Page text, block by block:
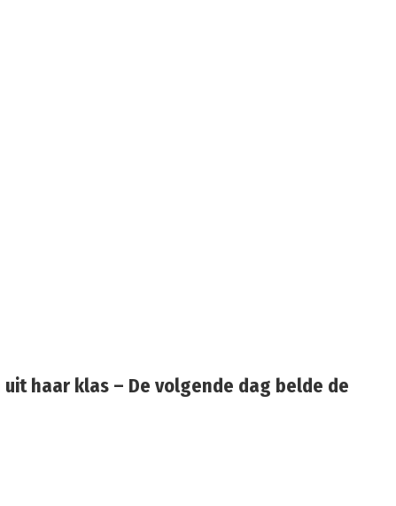
haar klas – De volgende dag belde de